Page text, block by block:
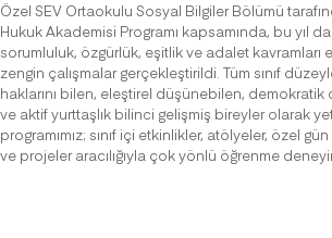
Özel SEV Ortaokulu Sosyal Bilgiler Bölümü
Hukuk Akademisi Programı kapsamında, bu yıl
sorumluluk, özgürlük, eşitlik ve adalet kavramları
zengin çalışmalar gerçekleştirildi. Tüm sınıf
haklarını bilen, eleştirel düşünebilen, demokratik
ve aktif yurttaşlık bilinci gelişmiş bireyler olarak
programımız; sınıf içi etkinlikler, atölyeler, özel
ve projeler aracılığıyla çok yönlü öğrenme